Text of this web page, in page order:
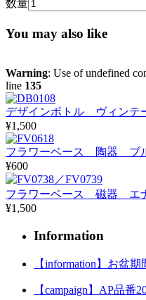
数量
You may also like
Warning: Use of undefined
line 135
デザインボトル ヴィン
¥1,500
フラワーベース 陶器 ブ
¥600
フラワーベース 磁器 エ
¥1,500
Information
【information】お盆
【campaign】AP品番